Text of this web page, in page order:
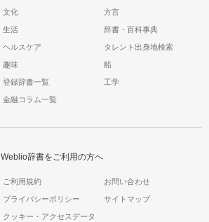
文化 方言
生活 辞書・百科事典
ヘルスケア タレント出身地検索
趣味 船
登録辞書一覧 工学
金融コラム一覧
Weblio辞書をご利用の方へ
ご利用規約 お問い合わせ
プライバシーポリシー サイトマップ
クッキー・アクセスデータ